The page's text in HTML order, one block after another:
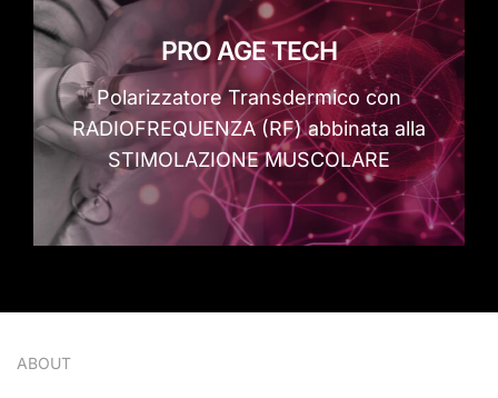
PRO AGE TECH
Polarizzatore Transdermico con
RADIOFREQUENZA (RF) abbinata alla
STIMOLAZIONE MUSCOLARE
ABOUT